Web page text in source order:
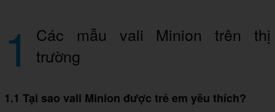
1
Các mẫu vali Minion trên thị
trường
1.1 Tại sao vali Minion được trẻ em yêu thích?